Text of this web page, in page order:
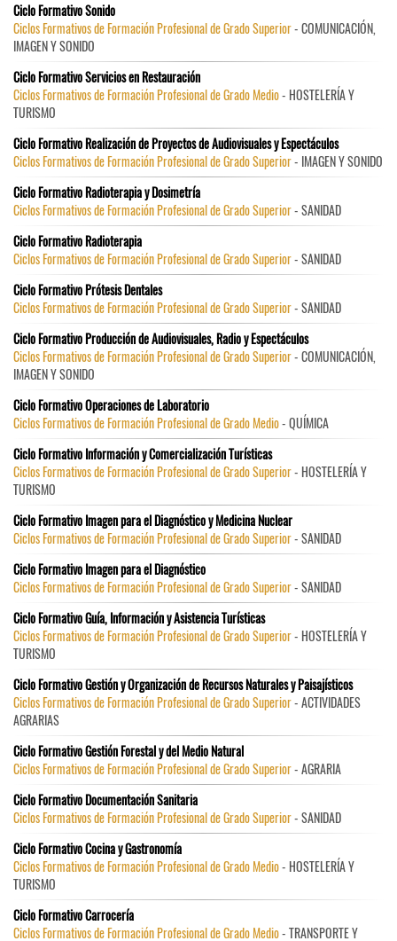
Ciclo Formativo Sonido
Ciclos Formativos de Formación Profesional de Grado Superior- COMUNICACIÓN,
IMAGEN Y SONIDO
Ciclo Formativo Servicios en Restauración
Ciclos Formativos de Formación Profesional de Grado Medio- HOSTELERÍA Y
TURISMO
Ciclo Formativo Realización de Proyectos de Audiovisuales y Espectáculos
Ciclos Formativos de Formación Profesional de Grado Superior- IMAGEN Y SONIDO
Ciclo Formativo Radioterapia y Dosimetría
Ciclos Formativos de Formación Profesional de Grado Superior- SANIDAD
Ciclo Formativo Radioterapia
Ciclos Formativos de Formación Profesional de Grado Superior- SANIDAD
Ciclo Formativo Prótesis Dentales
Ciclos Formativos de Formación Profesional de Grado Superior- SANIDAD
Ciclo Formativo Producción de Audiovisuales, Radio y Espectáculos
Ciclos Formativos de Formación Profesional de Grado Superior- COMUNICACIÓN,
IMAGEN Y SONIDO
Ciclo Formativo Operaciones de Laboratorio
Ciclos Formativos de Formación Profesional de Grado Medio- QUÍMICA
Ciclo Formativo Información y Comercialización Turísticas
Ciclos Formativos de Formación Profesional de Grado Superior- HOSTELERÍA Y
TURISMO
Ciclo Formativo Imagen para el Diagnóstico y Medicina Nuclear
Ciclos Formativos de Formación Profesional de Grado Superior- SANIDAD
Ciclo Formativo Imagen para el Diagnóstico
Ciclos Formativos de Formación Profesional de Grado Superior- SANIDAD
Ciclo Formativo Guía, Información y Asistencia Turísticas
Ciclos Formativos de Formación Profesional de Grado Superior- HOSTELERÍA Y
TURISMO
Ciclo Formativo Gestión y Organización de Recursos Naturales y Paisajísticos
Ciclos Formativos de Formación Profesional de Grado Superior- ACTIVIDADES
AGRARIAS
Ciclo Formativo Gestión Forestal y del Medio Natural
Ciclos Formativos de Formación Profesional de Grado Superior- AGRARIA
Ciclo Formativo Documentación Sanitaria
Ciclos Formativos de Formación Profesional de Grado Superior- SANIDAD
Ciclo Formativo Cocina y Gastronomía
Ciclos Formativos de Formación Profesional de Grado Medio- HOSTELERÍA Y
TURISMO
Ciclo Formativo Carrocería
Ciclos Formativos de Formación Profesional de Grado Medio- TRANSPORTE Y